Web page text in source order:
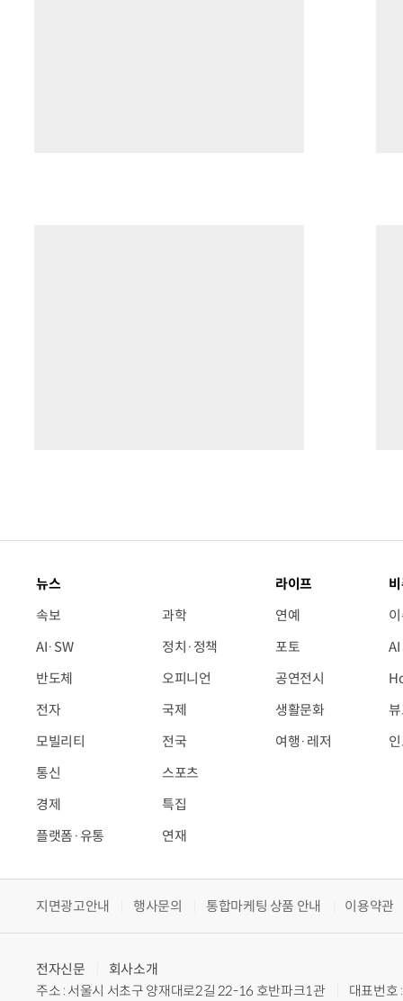
뉴스
속보
AI·SW
반도체
전자
모빌리티
통신
경제
플랫폼·유통
과학
정치·정책
오피니언
국제
전국
스포츠
특집
연재
라이프
연예
포토
공연전시
생활문화
여행·레저
지면광고안내 행사문의 통합마케팅 상품 안내 이용약관
전자신문
회사소개
주소 : 서울시 서초구 양재대로2길 22-16 호반파크1관
대표번